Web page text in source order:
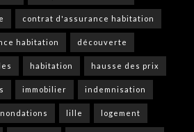
contrat d'assurance habitation
habitation découverte
habitation hausse des prix
immobilier indemnisation
lille logement